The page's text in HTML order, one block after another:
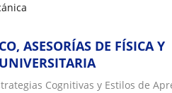
ASESORÍAS DE FÍSICA Y
Cognitivas y Estilos de